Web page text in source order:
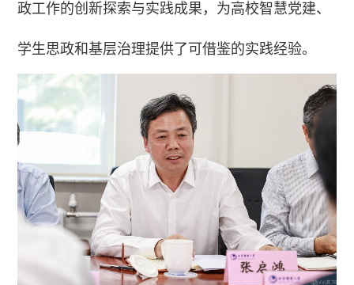
政工作的创新探索与实践成果，为高校智慧党建、
学生思政和基层治理提供了可借鉴的实践经验。